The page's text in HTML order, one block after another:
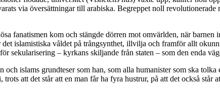
via översättningar till arabiska. Begreppet noll
fanatismen kom och stängde dörren mot omvärlden, när
islamistiska våldet på trångsynthet, illvilja och framför allt
sekularisering – kyrkans skiljande från staten – som den enda
och islams grundteser som han, som alla humanister som ska
att det står att en man får ha fyra hustrur, på att det också